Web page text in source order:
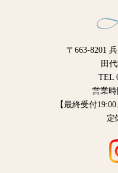
〒663-8201
田
TEL
営業時
【最終受付
定